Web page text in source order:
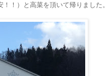
！）と高菜を頂いて帰りました。